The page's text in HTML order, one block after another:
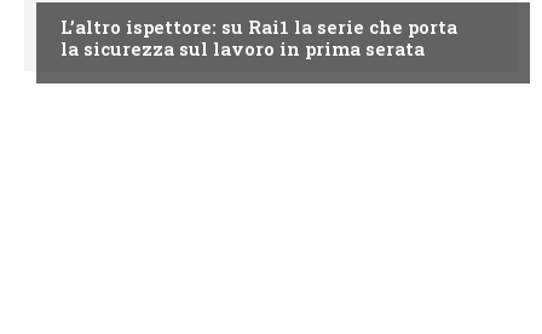
L’altro ispettore: su Rai1 la serie che porta
la sicurezza sul lavoro in prima serata